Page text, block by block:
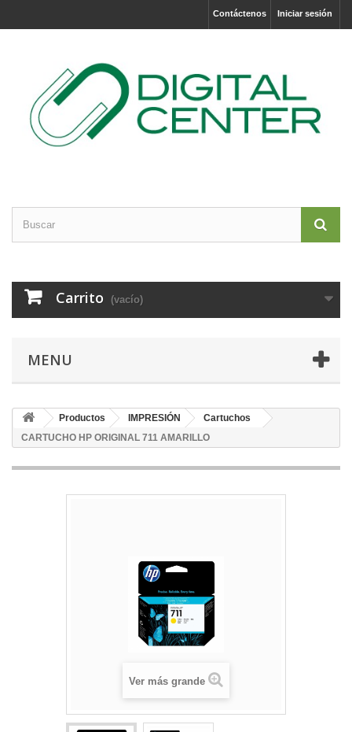
Iniciar sesión
Contáctenos
Carrito (vacío)
MENU
Productos IMPRESIÓN
Cartuchos
CARTUCHO HP ORIGINAL 711 AMARILLO
Ver más grande